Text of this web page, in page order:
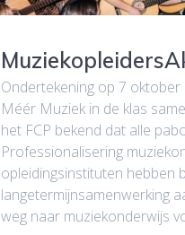
Ondertekening op 7
Méér Muziek in de klas
het FCP bekend dat alle
Professionalisering
opleidingsinstituten hebben
langetermijnsamenwerking
weg naar muziekonderwijs